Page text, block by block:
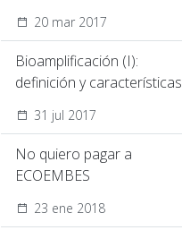
20 mar 2017
Bioamplificación (I):
definición y características
31 jul 2017
No quiero pagar a
ECOEMBES
23 ene 2018